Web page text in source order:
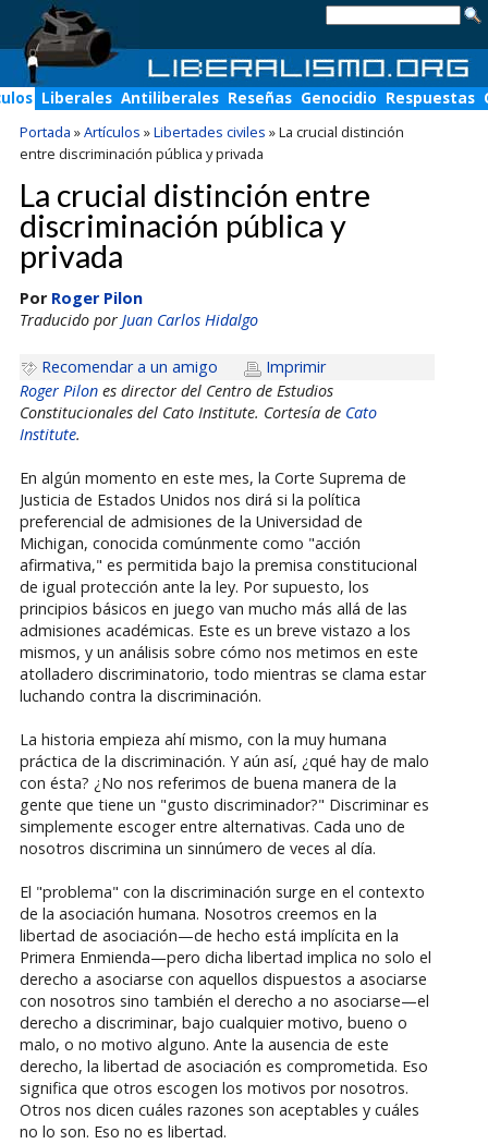
Liberales Antiliberales Reseñas Genocidio Respuestas
Portada »Artículos »Libertades civiles »La crucial distinción
entre discriminación pública y privada
La crucial distinción entre
discriminación pública y
privada
Por Roger Pilon
Traducido por Juan Carlos Hidalgo
Recomendar a un amigo
Imprimir
Roger Pilones director del Centro de Estudios
Constitucionales del Cato Institute. Cortesía de Cato
Institute.
En algún momento en este mes, la Corte Suprema de
Justicia de Estados Unidos nos dirá si la política
preferencial de admisiones de la Universidad de
Michigan, conocida comúnmente como "acción
afirmativa," es permitida bajo la premisa constitucional
de igual protección ante la ley. Por supuesto, los
principios básicos en juego van mucho más allá de las
admisiones académicas. Este es un breve vistazo a los
mismos, y un análisis sobre cómo nos metimos en este
atolladero discriminatorio, todo mientras se clama estar
luchando contra la discriminación.
La historia empieza ahí mismo, con la muy humana
práctica de la discriminación. Y aún así, ¿qué hay de malo
con ésta? ¿No nos referimos de buena manera de la
gente que tiene un "gusto discriminador?" Discriminar es
simplemente escoger entre alternativas. Cada uno de
nosotros discrimina un sinnúmero de veces al día.
El "problema" con la discriminación surge en el contexto
de la asociación humana. Nosotros creemos en la
libertad de asociación—de hecho está implícita en la
Primera Enmienda—pero dicha libertad implica no solo el
derecho a asociarse con aquellos dispuestos a asociarse
con nosotros sino también el derecho a no asociarse—el
derecho a discriminar, bajo cualquier motivo, bueno o
malo, o no motivo alguno. Ante la ausencia de este
derecho, la libertad de asociación es comprometida. Eso
significa que otros escogen los motivos por nosotros.
Otros nos dicen cuáles razones son aceptables y cuáles
no lo son. Eso no es libertad.